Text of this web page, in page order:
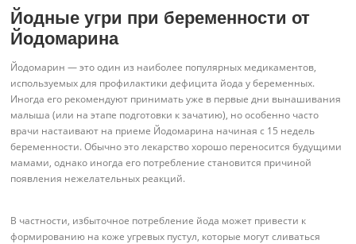
Йодные угри при беременности от
Йодомарина
Йодомарин — это один из наиболее популярных медикаментов,
используемых для профилактики дефицита йода у беременных.
Иногда его рекомендуют принимать уже в первые дни вынашивания
малыша (или на этапе подготовки к зачатию), но особенно часто
врачи настаивают на приеме Йодомарина начиная с 15 недель
беременности. Обычно это лекарство хорошо переносится будущими
мамами, однако иногда его потребление становится причиной
появления нежелательных реакций.
В частности, избыточное потребление йода может привести к
формированию на коже угревых пустул, которые могут сливаться